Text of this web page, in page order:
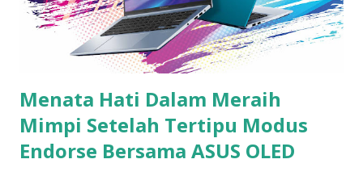
makin perih bahkan pegel. Mata juga jadi mengalami sepet
luar biasa akibat kurang tidur. Andai mata bisa berteriak,
pastilah dia minta tolong. Tapi ya, mau gimana ...
Menata Hati Dalam Meraih
Mimpi Setelah Tertipu Modus
Endorse Bersama ASUS OLED